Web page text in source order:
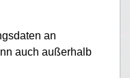
an
auch außerhalb